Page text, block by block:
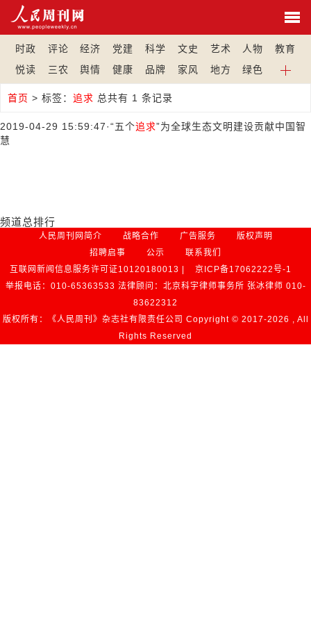
时政 评论 经济 党建 科学 文史 艺术 人物
教育
悦读
三农 舆情 健康 品牌 家风 地方 绿色
首页 > 标签： 追求 总共有 1 条记录
2019-04-29 15:59:47·“五个追求”为全球生态文明建设贡献中国智
慧
频道总排行
人民周刊网简介 战略合作 广告服务
版权声明
招聘启事
公示
联系我们
互联网新闻信息服务许可证10120180013 |
京ICP备17062222号-1
举报电话：010-65363533 法律顾问：北京科宇律师事务所 张冰律师 010-
83622312
版权所有：《人民周刊》杂志社有限责任公司 Copyright © 2017-2026 , All
Rights Reserved